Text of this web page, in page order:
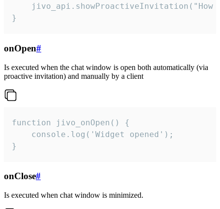
jivo_api.showProactiveInvitation("How
}
onOpen#
Is executed when the chat window is open both automatically (via
proactive invitation) and manually by a client
function jivo_onOpen() {
    console.log('Widget opened');
}
onClose#
Is executed when chat window is minimized.